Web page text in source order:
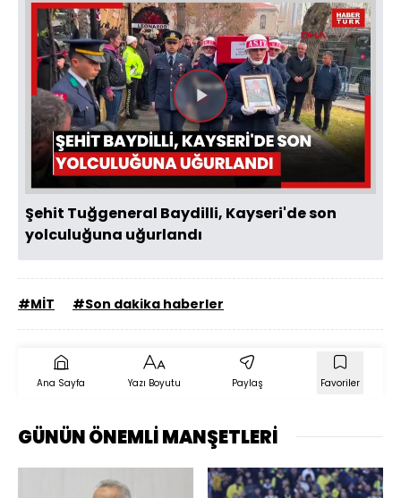
Videoyu
Oynat
Şehit Tuğgeneral Baydilli, Kayseri'de son
yolculuğuna uğurlandı
#MİT #Son dakika haberler
Ana Sayfa Yazı Boyutu Paylaş Favoriler
GÜNÜN ÖNEMLİ MANŞETLERİ